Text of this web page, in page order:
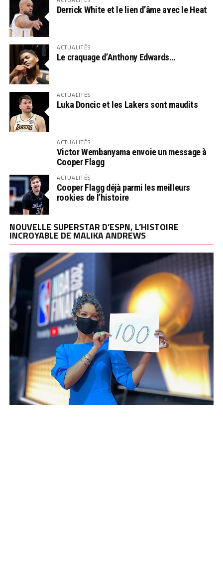
Derrick White et le lien d’âme avec le Heat
ACTUALITÉS
Le craquage d’Anthony Edwards…
ACTUALITÉS
Luka Doncic et les Lakers sont maudits
ACTUALITÉS
Victor Wembanyama envoie un message à
Cooper Flagg
ACTUALITÉS
Cooper Flagg déjà parmi les meilleurs
rookies de l’histoire
NOUVELLE SUPERSTAR D’ESPN, L’HISTOIRE
INCROYABLE DE MALIKA ANDREWS